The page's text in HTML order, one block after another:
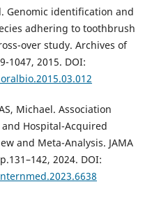
Genomic identification and
adhering to toothbrush
over study. Archives of
1047, 2015. DOI:
Michael. Association
Hospital-Acquired
and Meta-Analysis. JAMA
2024. DOI: